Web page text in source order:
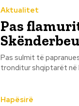
Aktualitet
Pas
Pas sulmit të
tronditur shqiptarët në
Hapësirë